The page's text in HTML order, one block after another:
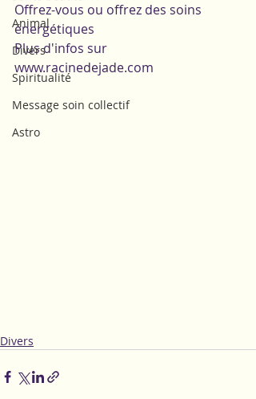
Animal
Divers
Spiritualité
Message soin collectif
Astro
Offrez-vous ou offrez des soins
énergétiques
Plus d'infos sur
www.racinedejade.com
Divers